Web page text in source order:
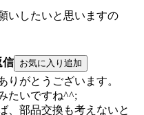
いしたいと思いますの
信
りがとうございます。
たいですね^^;
、部品交換も考えないと